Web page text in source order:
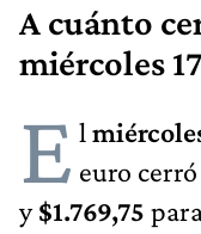
A cuánto
miércoles
E l
euro
y$1.769,75